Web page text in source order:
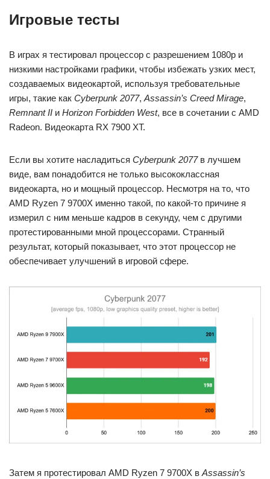
Игровые тесты
В играх я тестировал процессор с разрешением 1080p и
низкими настройками графики, чтобы избежать узких мест,
создаваемых видеокартой, используя требовательные
игры, такие как Cyberpunk 2077, Assassin’s Creed Mirage,
Remnant II и Horizon Forbidden West, все в сочетании с AMD
Radeon. Видеокарта RX 7900 XT.
Если вы хотите насладиться Cyberpunk 2077в лучшем
виде, вам понадобится не только высококлассная
видеокарта, но и мощный процессор. Несмотря на то, что
AMD Ryzen 7 9700X именно такой, по какой-то причине я
измерил с ним меньше кадров в секунду, чем с другими
протестированными мной процессорами. Странный
результат, который показывает, что этот процессор не
обеспечивает улучшений в игровой сфере.
Затем я протестировал AMD Ryzen 7 9700X в Assassin’s